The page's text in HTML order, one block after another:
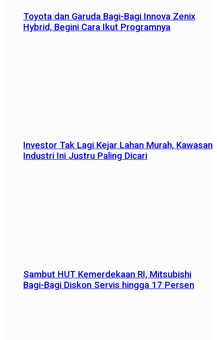
Toyota dan Garuda Bagi-Bagi Innova Zenix
Hybrid, Begini Cara Ikut Programnya
Investor Tak Lagi Kejar Lahan Murah, Kawasan
Industri Ini Justru Paling Dicari
Sambut HUT Kemerdekaan RI, Mitsubishi
Bagi-Bagi Diskon Servis hingga 17 Persen